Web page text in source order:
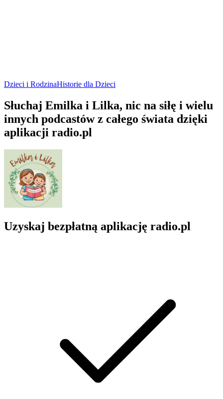
Dzieci i RodzinaHistorie dla Dzieci
Słuchaj Emilka i Lilka, nic na siłę i wielu
innych podcastów z całego świata dzięki
aplikacji radio.pl
Uzyskaj bezpłatną aplikację radio.pl